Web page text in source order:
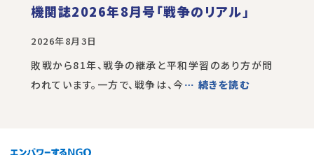
機関誌2026年8月号「戦争のリアル」
2026年8月3日
敗戦から81年、戦争の継承と平和学習のあり方が問
われています。一方で、戦争は、今… 続きを読む